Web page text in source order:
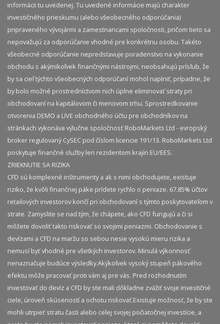
informácii tu uvedenej. Tu uvedené informácie majú charakter
investičného prieskumu (alebo všeobecného odporúčania)
pripraveného vývojármi a zamestnancami spoločnosti, pričom tieto sa
nepovažujú za odporúčanie vhodné pre konkrétnu osobu. Takéto
všeobecné odporúčanie nepredstavuje poradenstvo na vykonanie
obchodu s akýmikoľvek finančnými nástrojmi, neobsahujú prísľub, že
by sa cieľ týchto všeobecných odporúčaní mohol naplniť, prípadne, že
by bolo možné prostredníctvom nich úplne eliminovať straty pri
obchodovaní na kapitálovom či menovom trhu. Sprostredkovanie
otvorenia DEMO a LIVE obchodného účtu pre obchodníkov na
stránkach vykonáva výlučne spoločnosť RoboMarkets Ltd - evropský
broker regulovaný CySEC pod číslom licencie 191/13. RoboMarkets Ltd
poskytuje finančné služby len rezidentom krajín EU/EES.
ZRIEKNUTIE SA RIZIKA
CFD sú komplexné inštrumenty a ak s nimi obchodujete, existuje
riziko, že kvôli finančnej páke prídete rychlo o peniaze. 67.85% účtov
retailových investorov končí pri obchodovaní s týmto poskytovateľom v
strate. Zamyslite se nad tým, že chápete, ako CFD fungujú a či si
môžete dovoliť takto riskovať so svojimi peniazmi. Obchodovanie s
devízami a CFD na maržu so sebou nesie vysokú mieru rizika a
nemusí byť vhodné pre všetkých investorov. Minulá výkonnosť
nenaznačuje budúce výsledky.​ Akýkoľvek vysoký stupeň pákového
efektu môže pracovať proti vám aj pre vás. Pred rozhodnutím
investovať do devíz a CFD by ste mali dôkladne zvážiť svoje investičné
ciele, úroveň skúseností a ochotu riskovať.​ Existuje možnosť, že by ste
mohli utrpieť stratu časti alebo celej svojej počiatočnej investície, a